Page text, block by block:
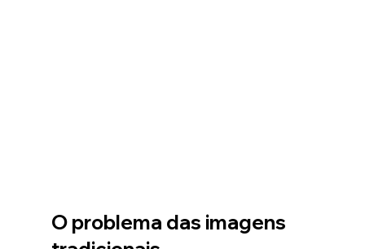
O problema das imagens